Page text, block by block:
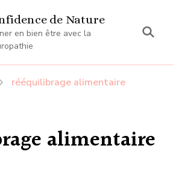
de Nature
en bien être avec la
rééquilibrage alimentaire
alimentaire